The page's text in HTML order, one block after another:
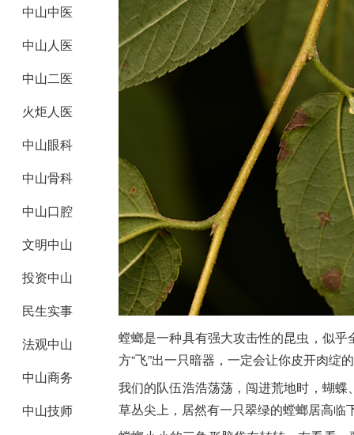
中山中医
中山人医
中山二医
火炬人医
中山眼科
中山骨科
中山口腔
文明中山
投资中山
民生实事
法观中山
中山商务
中山技师
螳螂是一种具有强大攻击性的昆虫，似
方“飞”出一只暗器，一定会让你皮开肉绽
我们的队伍浩浩荡荡，闯进荒地时，蝴
草丛尖上，居然有一只翠绿的螳螂居高